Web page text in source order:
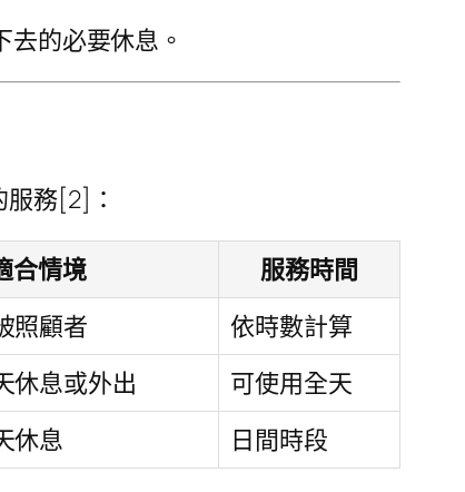
的必要休息。
務[2]：
合情境
服務時間
照顧者
依時數計算
休息或外出
可使用全天
休息
日間時段